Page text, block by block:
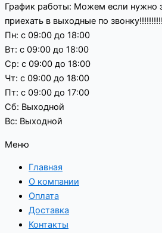
График работы: Можем если нужно
приехать в выходные по
Пн: с 09:00 до 18:00
Вт: с 09:00 до 18:00
Ср: с 09:00 до 18:00
Чт: с 09:00 до 18:00
Пт: с 09:00 до 17:00
Сб: Выходной
Вс: Выходной
Меню
Главная
О компании
Оплата
Доставка
Контакты